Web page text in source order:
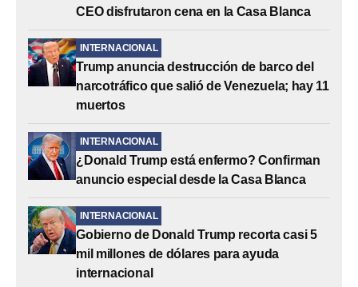
CEO disfrutaron cena en la Casa Blanca
INTERNACIONAL
Trump anuncia destrucción de barco del
narcotráfico que salió de Venezuela; hay 11
muertos
INTERNACIONAL
¿Donald Trump está enfermo? Confirman
anuncio especial desde la Casa Blanca
INTERNACIONAL
Gobierno de Donald Trump recorta casi 5
mil millones de dólares para ayuda
internacional